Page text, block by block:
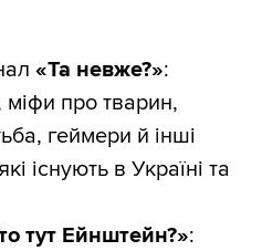
«Та невже?»:
міфи про тварин,
геймери й інші
існують в Україні та
тут Ейнштейн?»: